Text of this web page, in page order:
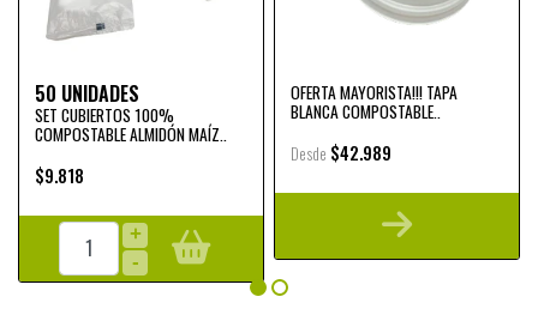
50 UNIDADES
SET CUBIERTOS 100%
COMPOSTABLE ALMIDÓN MAÍZ..
$9.818
+
-
OFERTA MAYORISTA!!! TAPA
BLANCA COMPOSTABLE..
Desde $42.989